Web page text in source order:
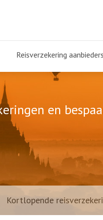
Reisverzekering aanbieders
en
Kortlopende